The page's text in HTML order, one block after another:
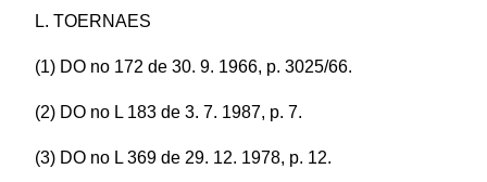
L. TOERNAES
(1) DO no 172 de 30. 9. 1966, p. 3025/66.
(2) DO no L 183 de 3. 7. 1987, p. 7.
(3) DO no L 369 de 29. 12. 1978, p. 12.